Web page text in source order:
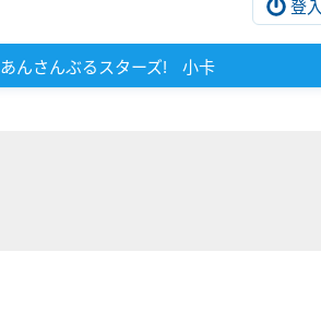
登入
あんさんぶるスターズ! 小卡